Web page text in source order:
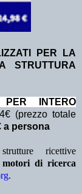
PER LA
STRUTTURA
PER INTERO
(prezzo totale
a persona
ricettive
motori di ricerca
.